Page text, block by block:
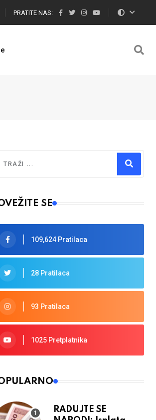
PRATITE NAS:
2 or more characters for results.
SE
109,624 Pratilaca
28 Pratilaca
93 Pratilaca
1025 Pretplatnika
RADUJTE SE